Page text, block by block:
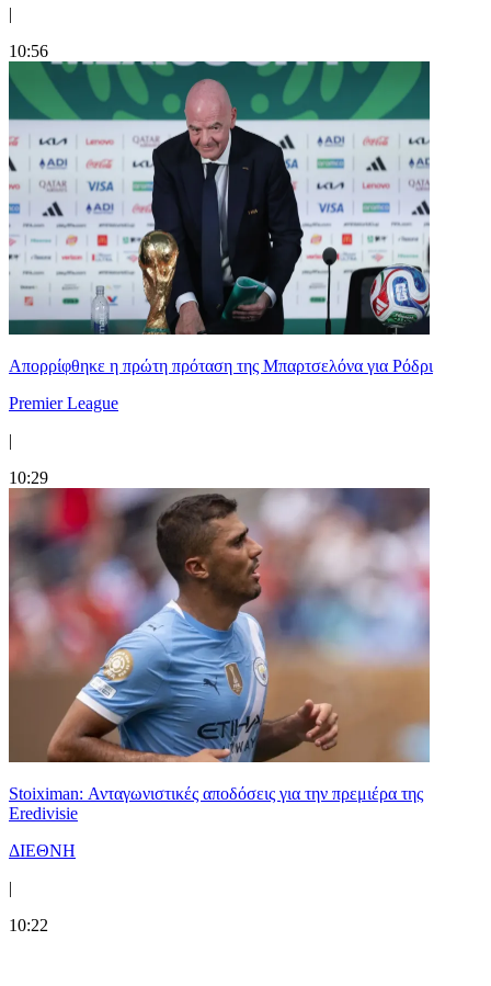
|
10:56
Απορρίφθηκε η πρώτη πρόταση της Μπαρτσελόνα για Ρόδρι
Premier League
|
10:29
Stoiximan: Ανταγωνιστικές αποδόσεις για την πρεμιέρα της
Eredivisie
ΔΙΕΘΝΗ
|
10:22